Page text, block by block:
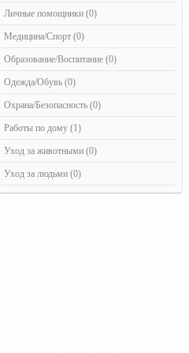
Личные помощники (0)
Медицина/Спорт (0)
Образование/Воспитание (0)
Одежда/Обувь (0)
Охрана/Безопасность (0)
Работы по дому (1)
Уход за животными (0)
Уход за людьми (0)